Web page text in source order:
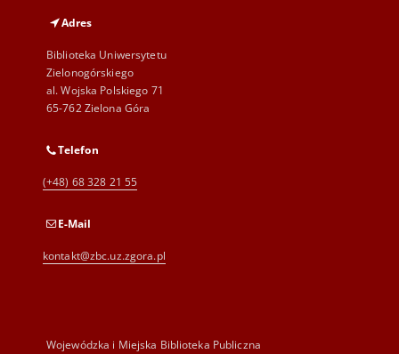
Adres
Biblioteka Uniwersytetu
Zielonogórskiego
al. Wojska Polskiego 71
65-762 Zielona Góra
Telefon
(+48) 68 328 21 55
E-Mail
kontakt@zbc.uz.zgora.pl
Wojewódzka i Miejska Biblioteka Publiczna